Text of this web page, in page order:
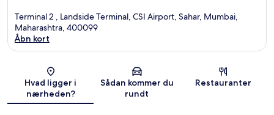
Terminal 2 , Landside Terminal, CSI Airport, Sahar, Mumbai,
Maharashtra, 400099
Åbn kort
Hvad ligger i
nærheden?
Sådan kommer du
rundt
Restauranter